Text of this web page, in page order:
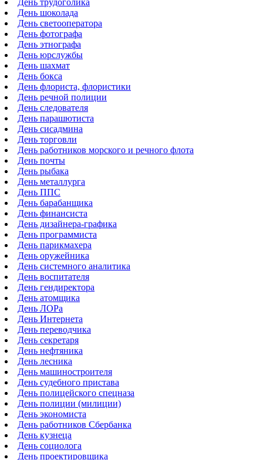
День трудоголика
День шоколада
День светооператора
День фотографа
День этнографа
День юрслужбы
День шахмат
День бокса
День флориста, флористики
День речной полиции
День следователя
День парашютиста
День сисадмина
День торговли
День работников морского и речного флота
День почты
День рыбака
День металлурга
День ППС
День барабанщика
День финансиста
День дизайнера-графика
День программиста
День парикмахера
День оружейника
День системного аналитика
День воспитателя
День гендиректора
День атомщика
День ЛОРа
День Интернета
День переводчика
День секретаря
День нефтяника
День лесника
День машиностроителя
День судебного пристава
День полицейского спецназа
День полиции (милиции)
День экономиста
День работников Сбербанка
День кузнеца
День социолога
День проектировщика